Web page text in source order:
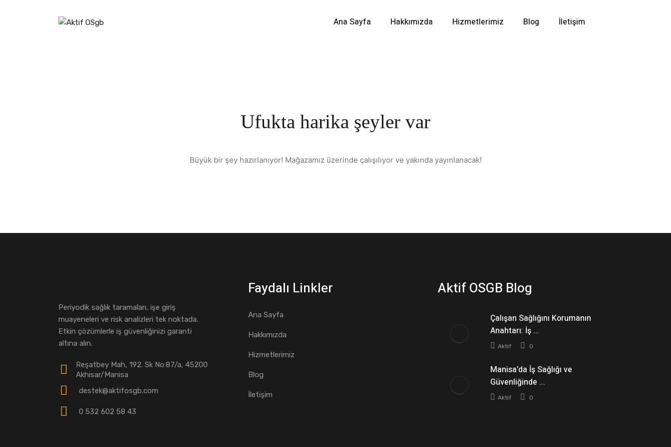
Ana Sayfa Hakkımızda Hizmetlerimiz Blog İletişim
Ufukta harika şeyler var
Büyük bir şey hazırlanıyor! Mağazamız üzerinde çalışılıyor ve yakında yayınlanacak!
Periyodik sağlık taramaları, işe giriş
muayeneleri ve risk analizleri tek noktada.
Etkin çözümlerle iş güvenliğinizi garanti
altına alın.
Reşatbey Mah, 192. Sk No:87/a, 45200
Akhisar/Manisa
destek@aktifosgb.com
0 532 602 58 43
Faydalı Linkler
Ana Sayfa
Hakkımızda
Hizmetlerimiz
Blog
İletişim
Aktif OSGB Blog
Çalışan Sağlığını Korumanın
Anahtarı: İş ...
Aktif 0
Manisa’da İş Sağlığı ve
Güvenliğinde ...
Aktif 0